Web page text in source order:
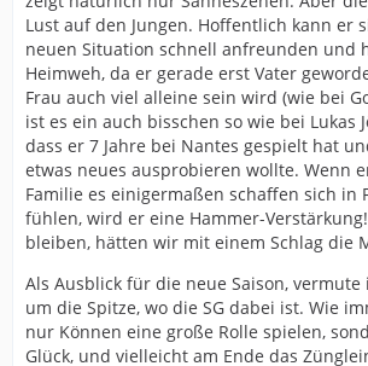
Lust auf den Jungen. Hoffentlich kann er
neuen Situation schnell anfreunden und
Heimweh, da er gerade erst Vater
Frau auch viel alleine sein wird (wie bei
ist es ein auch bisschen so wie bei Lukas
dass er 7 Jahre bei Nantes gespielt hat
etwas neues ausprobieren wollte. Wenn
Familie es einigermaßen schaffen sich in
fühlen, wird er eine Hammer-
bleiben, hätten wir mit einem Schlag die
Als Ausblick für die neue Saison,
um die Spitze, wo die SG dabei ist. Wie
nur Können eine große Rolle spielen,
Glück, und vielleicht am Ende das